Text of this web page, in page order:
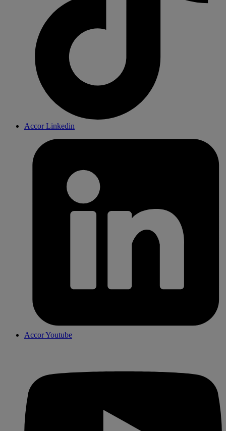
Accor Linkedin
Accor Youtube